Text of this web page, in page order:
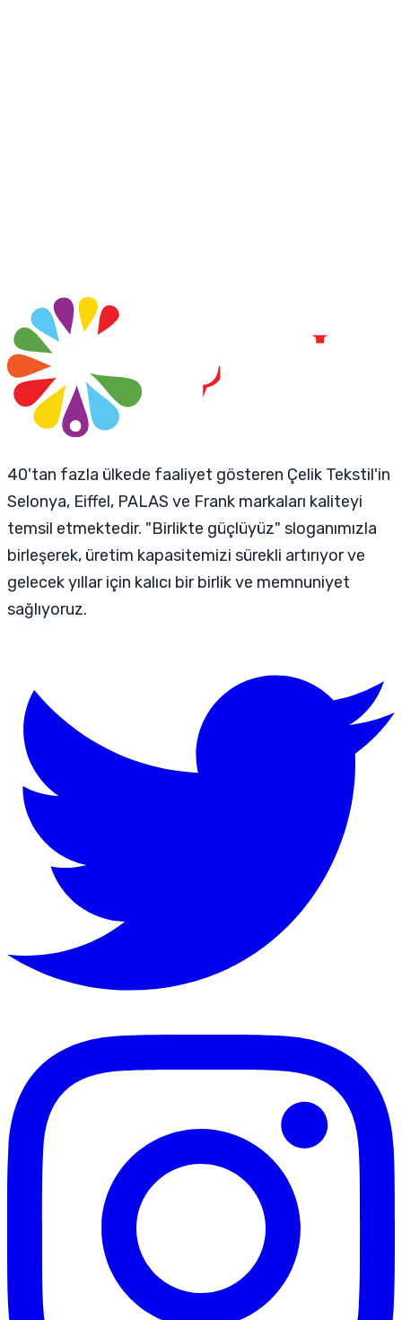
40'tan fazla ülkede faaliyet gösteren Çelik Tekstil'in
Selonya, Eiffel, PALAS ve Frank markaları kaliteyi
temsil etmektedir. "Birlikte güçlüyüz" sloganımızla
birleşerek, üretim kapasitemizi sürekli artırıyor ve
gelecek yıllar için kalıcı bir birlik ve memnuniyet
sağlıyoruz.